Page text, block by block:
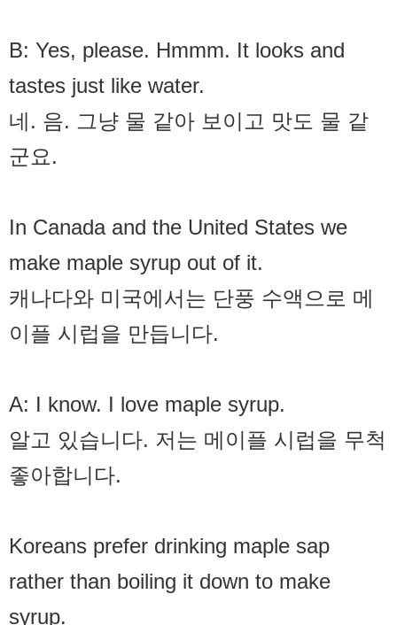
B: Yes, please. Hmmm. It looks and
tastes just like water.
네. 음. 그냥 물 같아 보이고 맛도 물 같
군요.
In Canada and the United States we
make maple syrup out of it.
캐나다와 미국에서는 단풍 수액으로 메
이플 시럽을 만듭니다.
A: I know. I love maple syrup.
알고 있습니다. 저는 메이플 시럽을 무척
좋아합니다.
Koreans prefer drinking maple sap
rather than boiling it down to make
syrup.